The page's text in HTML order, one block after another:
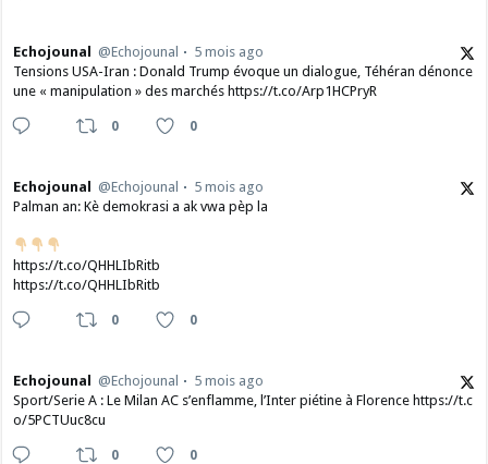
Echojounal @Echojounal
5 mois ago
Tensions USA-Iran : Donald Trump évoque un dialogue, Téhéran dénonce
une « manipulation » des marchés https://t.co/Arp1HCPryR
0 0
Echojounal @Echojounal
5 mois ago
Palman an: Kè demokrasi a ak vwa pèp la
https://t.co/QHHLIbRitb
https://t.co/QHHLIbRitb
0 0
Echojounal @Echojounal
5 mois ago
Sport/Serie A : Le Milan AC s’enflamme, l’Inter piétine à Florence https://t.c
o/5PCTUuc8cu
0 0